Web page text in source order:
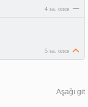
4 sa. önce
5 sa. önce
Aşağı git